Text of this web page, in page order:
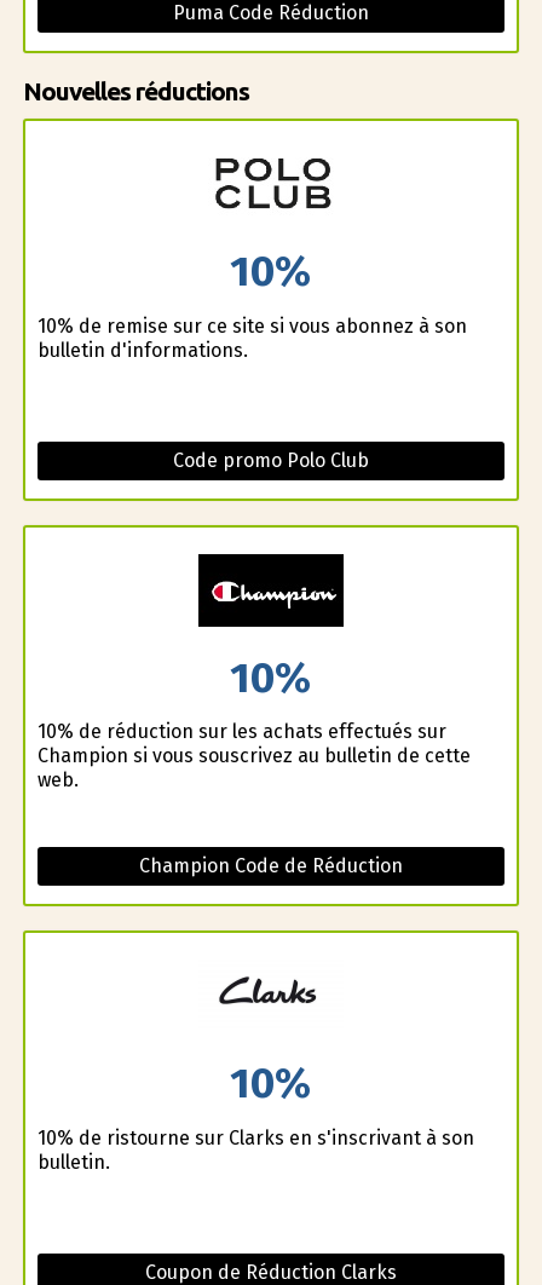
Puma Code Réduction
Nouvelles réductions
10%
10% de remise sur ce site si vous abonnez à son
bulletin d'informations.
Code promo Polo Club
10%
10% de réduction sur les achats effectués sur
Champion si vous souscrivez au bulletin de cette
web.
Champion Code de Réduction
10%
10% de ristourne sur Clarks en s'inscrivant à son
bulletin.
Coupon de Réduction Clarks